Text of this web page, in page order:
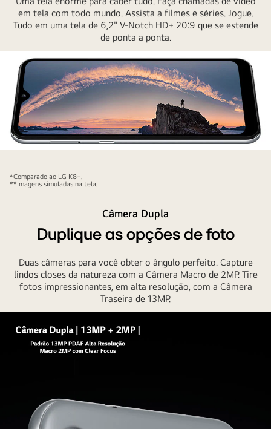
em tela com todo mundo. Assista a filmes e séries. Jogue.
Tudo em uma tela de 6,2" V-Notch HD+ 20:9 que se estende
de ponta a ponta.
com
uma
sobre
*Comparado ao LG K8+.
**Imagens simuladas na tela.
Câmera Dupla
Duplique as opções de foto
Duas câmeras para você obter o ângulo perfeito. Capture
lindos closes da natureza com a Câmera Macro de 2MP. Tire
fotos impressionantes, em alta resolução, com a Câmera
Traseira de 13MP.